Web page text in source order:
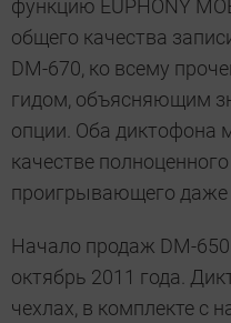
функцию EUPHONY
общего качества
DM-670, ко всему
гидом, объясняющим
опции. Оба диктофона
качестве
проигрывающего даже
Начало продаж DM-
октябрь 2011 года.
чехлах, в комплекте с